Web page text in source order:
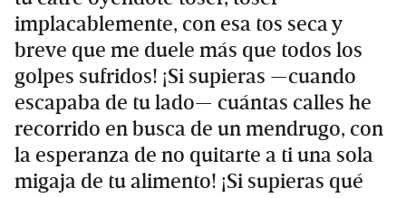
implacablemente, con esa tos seca y
breve que me duele más que todos los
golpes sufridos! ¡Si supieras —cuando
escapaba de tu lado— cuántas calles he
recorrido en busca de un mendrugo, con
la esperanza de no quitarte a ti una sola
migaja de tu alimento! ¡Si supieras qué